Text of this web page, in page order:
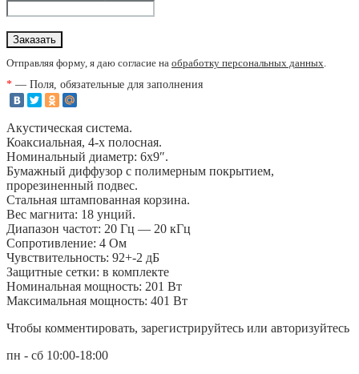
Отправляя форму, я даю согласие на обработку персональных данных.
* — Поля, обязательные для заполнения
Акустическая система.
Коаксиальная, 4-х полосная.
Номинальный диаметр: 6х9″.
Бумажный диффузор с полимерным покрытием,
прорезиненный подвес.
Стальная штампованная корзина.
Вес магнита: 18 унций.
Диапазон частот: 20 Гц — 20 кГц
Сопротивление: 4 Ом
Чувствительность: 92+-2 дБ
Защитные сетки: в комплекте
Номинальная мощность: 201 Вт
Максимальная мощность: 401 Вт
Чтобы комментировать, зарегистрируйтесь или авторизуйтесь
пн - сб 10:00-18:00